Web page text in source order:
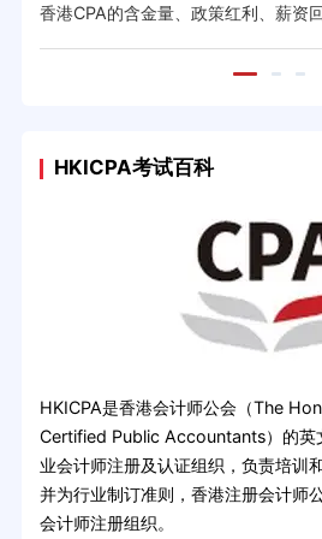
香港CPA的含金量、政策红利、薪资
HKICPA考试百科
HKICPA是香港会计师公会（The
Certified Public Accountants）的英
业会计师注册及认证组织，负责培训
并为行业制订准则，香港注册会计师
会计师注册组织。